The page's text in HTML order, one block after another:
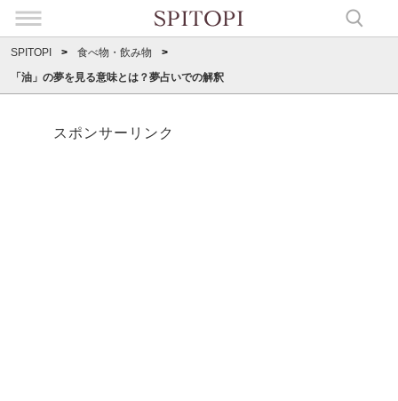
SPITOPI
食べ物・飲み物
「油」の夢を見る意味とは？夢占いでの解釈
スポンサーリンク